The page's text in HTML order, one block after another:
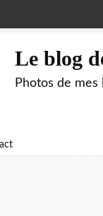
Le blog
Photos de